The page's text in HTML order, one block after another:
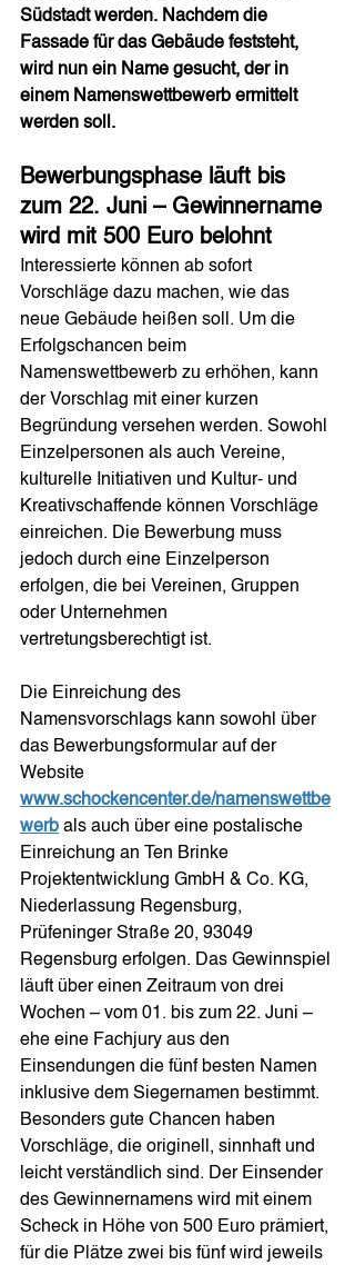
Südstadt werden. Nachdem die
Fassade für das Gebäude feststeht,
wird nun ein Name gesucht, der in
einem Namenswettbewerb ermittelt
werden soll.
Bewerbungsphase läuft bis
zum 22. Juni – Gewinnername
wird mit 500 Euro belohnt
Interessierte können ab sofort
Vorschläge dazu machen, wie das
neue Gebäude heißen soll. Um die
Erfolgschancen beim
Namenswettbewerb zu erhöhen, kann
der Vorschlag mit einer kurzen
Begründung versehen werden. Sowohl
Einzelpersonen als auch Vereine,
kulturelle Initiativen und Kultur- und
Kreativschaffende können Vorschläge
einreichen. Die Bewerbung muss
jedoch durch eine Einzelperson
erfolgen, die bei Vereinen, Gruppen
oder Unternehmen
vertretungsberechtigt ist.
Die Einreichung des
Namensvorschlags kann sowohl über
das Bewerbungsformular auf der
Website
www.schockencenter.de/namenswettbe
werb als auch über eine postalische
Einreichung an Ten Brinke
Projektentwicklung GmbH & Co. KG,
Niederlassung Regensburg,
Prüfeninger Straße 20, 93049
Regensburg erfolgen. Das Gewinnspiel
läuft über einen Zeitraum von drei
Wochen – vom 01. bis zum 22. Juni –
ehe eine Fachjury aus den
Einsendungen die fünf besten Namen
inklusive dem Siegernamen bestimmt.
Besonders gute Chancen haben
Vorschläge, die originell, sinnhaft und
leicht verständlich sind. Der Einsender
des Gewinnernamens wird mit einem
Scheck in Höhe von 500 Euro prämiert,
für die Plätze zwei bis fünf wird jeweils